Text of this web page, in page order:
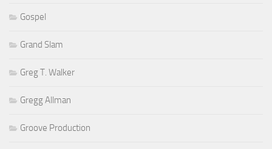
Gospel
Grand Slam
Greg T. Walker
Gregg Allman
Groove Production